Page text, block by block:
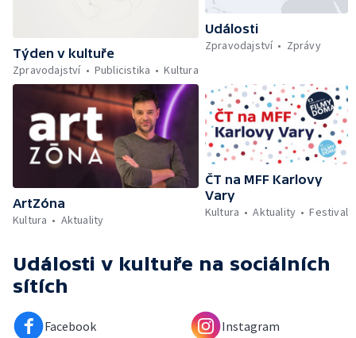
Týden v kultuře
Zpravodajství
Publicistika Kultura
Události
Zpravodajství
Zprávy
ArtZóna
Kultura
Aktuality
ČT na MFF Karlovy
Vary
Kultura
Aktuality Festival
Události v kultuře na sociálních
sítích
Facebook Instagram